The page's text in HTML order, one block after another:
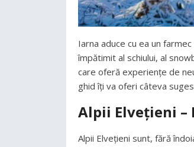
Iarna aduce cu ea un
împătimit al schiului, al
care oferă experiențe de
ghid îți va oferi câteva
Alpii Elvețieni
Alpii Elvețieni sunt, fără